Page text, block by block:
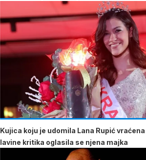
Kujica koju je udomila Lana Rupić
lavine kritika oglasila se njena majka